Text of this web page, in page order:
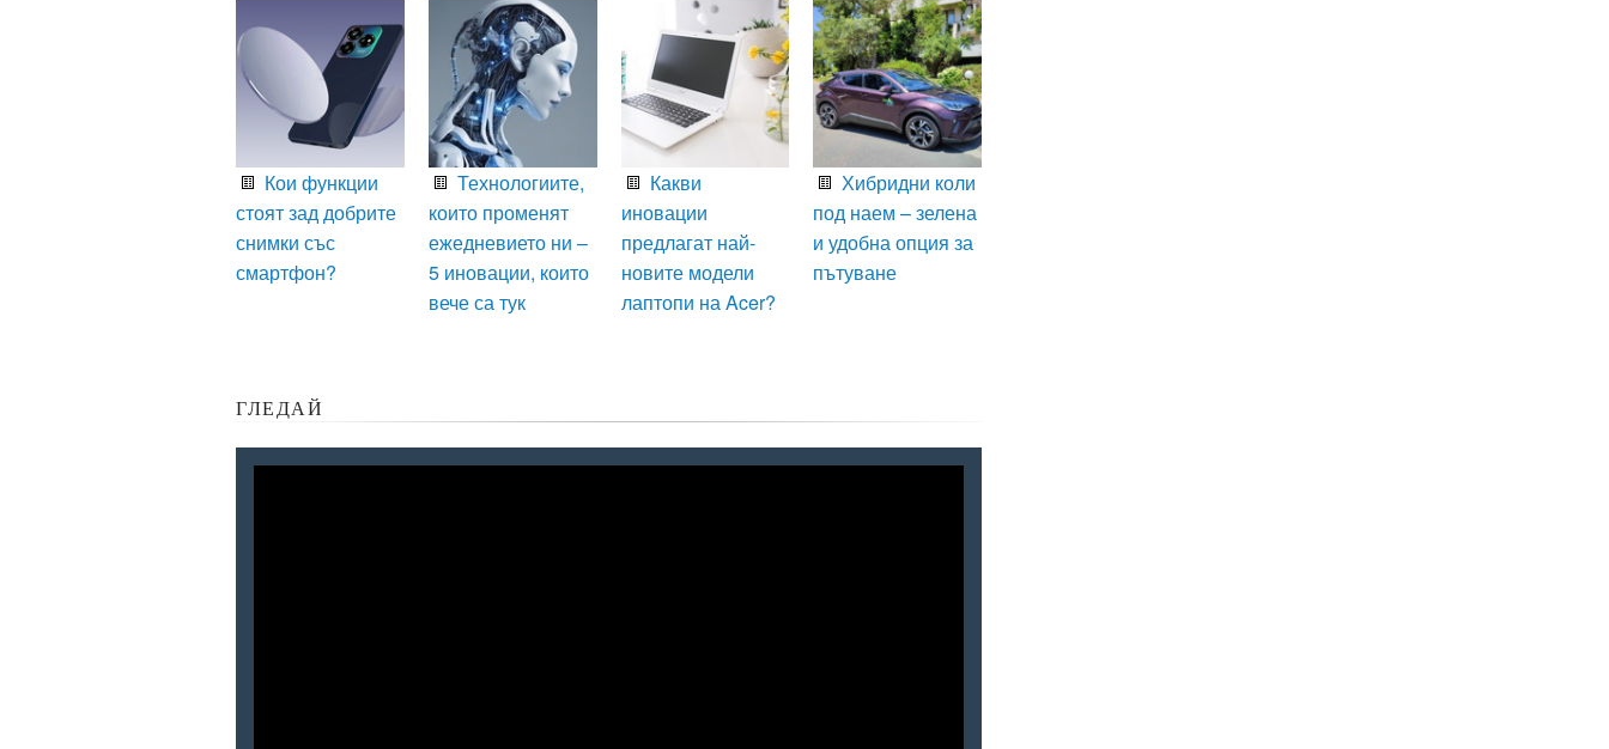
Кои функции
стоят зад добрите
снимки със
смартфон?
Технологиите,
които променят
ежедневието ни –
5 иновации, които
вече са тук
Какви
иновации
предлагат най-
новите модели
лаптопи на Acer?
Хибридни коли
под наем – зелена
и удобна опция за
пътуване
ГЛЕДАЙ